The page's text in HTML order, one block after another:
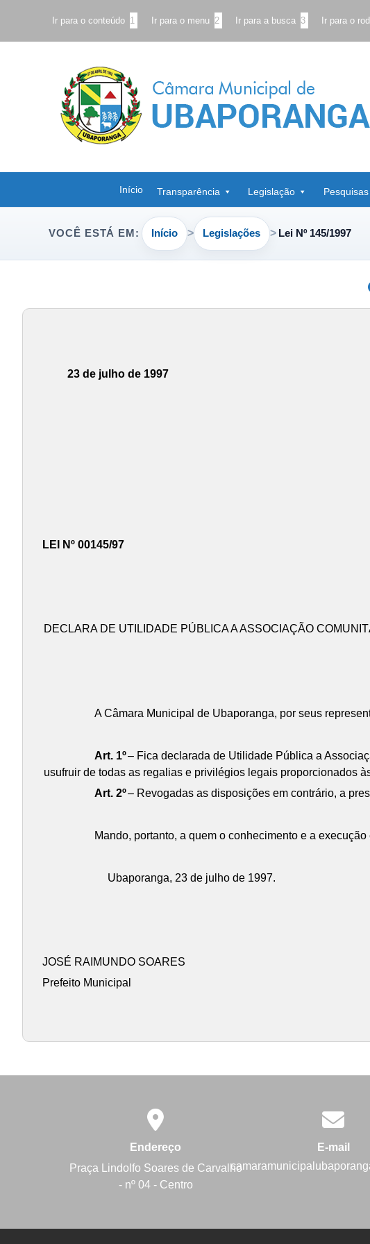
Ir para o conteúdo 1 Ir para o menu 2 Ir para a busca 3 Ir para o
Início Transparência Legislação Pesquisas
VOCÊ ESTÁ EM: Início Legislações Lei Nº 145/1997
23 de julho de 1997
LEI Nº 00145/97
DECLARA DE UTILIDADE PÚBLICA A ASSOCIAÇÃO
A Câmara Municipal de Ubaporanga, por seus
Art. 1º– Fica declarada de Utilidade Pública a
usufruir de todas as regalias e privilégios legais proporcionados
Art. 2º– Revogadas as disposições em contrário, a
Mando, portanto, a quem o conhecimento e a
Ubaporanga, 23 de julho de 1997.
JOSÉ RAIMUNDO SOARES
Prefeito Municipal
Endereço
Praça Lindolfo Soares de Carvalho
- nº 04 - Centro
E-mail